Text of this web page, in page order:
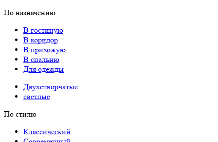
По назначению
В гостиную
В коридор
В прихожую
В спальню
Для одежды
Двухстворчатые
светлые
По стилю
Классический